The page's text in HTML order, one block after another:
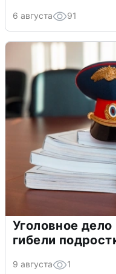
6 августа 91
Уголовное
гибели
9 августа 1